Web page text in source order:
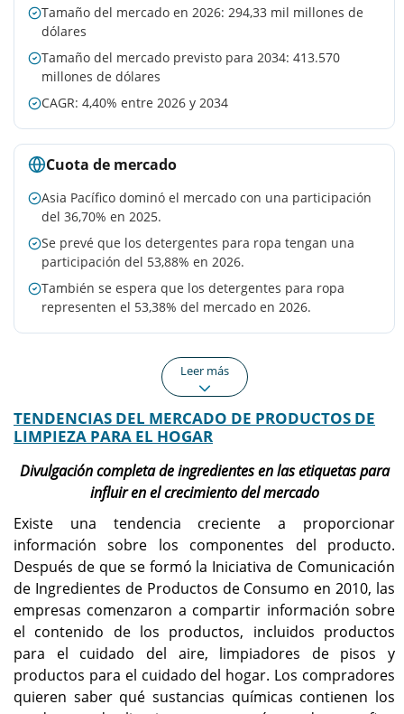
Tamaño del mercado en 2026: 294,33 mil millones de
dólares
Tamaño del mercado previsto para 2034: 413.570
millones de dólares
CAGR: 4,40% entre 2026 y 2034
Cuota de mercado
Asia Pacífico dominó el mercado con una participación
del 36,70% en 2025.
Se prevé que los detergentes para ropa tengan una
participación del 53,88% en 2026.
También se espera que los detergentes para ropa
representen el 53,38% del mercado en 2026.
América del norte
América del Norte alcanzó
los 72.350 millones de
dólares en 2025 con una
participación del 25,60% y
se espera que crezca a
75.180 millones de dólares
en 2026.
Europa
millones de dólares en
2025 con una
participación del 26,40% y
se prevé que alcance los
76.960 millones de dólares
en 2026.
Asia Pacífico
Asia Pacífico generó
103.710 millones de
dólares en 2025 con una
participación del 36,70% y
se prevé que alcance los
A NOSOTROS.
Se prevé que el mercado
alcance los 68.670
millones de dólares en
2026 y los 85.220 millones
de dólares en 2032,
Leer más
TENDENCIAS DEL MERCADO DE PRODUCTOS DE
LIMPIEZA PARA EL HOGAR
Divulgación completa de ingredientes en las etiquetas para
influir en el crecimiento del mercado
Existe una tendencia creciente a proporcionar
información sobre los componentes del producto.
Después de que se formó la Iniciativa de Comunicación
de Ingredientes de Productos de Consumo en 2010, las
empresas comenzaron a compartir información sobre
el contenido de los productos, incluidos productos
para el cuidado del aire, limpiadores de pisos y
productos para el cuidado del hogar. Los compradores
quieren saber qué sustancias químicas contienen los